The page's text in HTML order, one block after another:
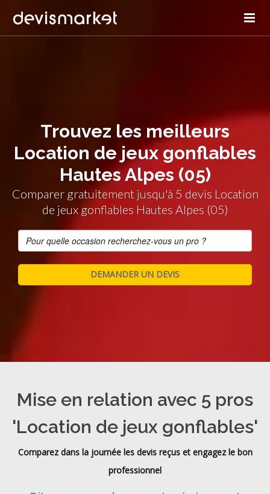
Trouvez les meilleurs
Location de jeux gonflables
Hautes Alpes (05)
Comparer gratuitement jusqu'à 5 devis Location
de jeux gonflables Hautes Alpes (05)
Mise en relation avec 5 pros
'Location de jeux gonflables'
Comparez dans la journée les devis reçus et engagez le bon
professionnel